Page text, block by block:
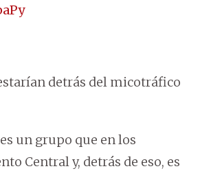
detrás del micotráfico
un grupo que en los
Central y, detrás de eso, es